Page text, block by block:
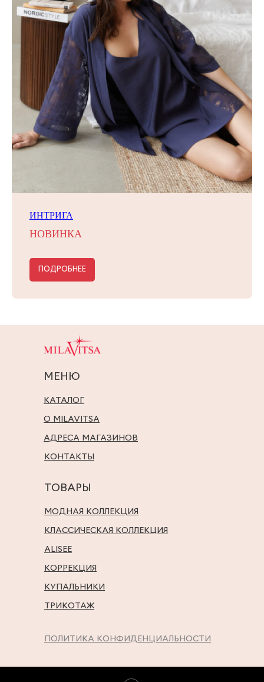
ИНТРИГА
НОВИНКА
ПОДРОБНЕЕ
КАТАЛОГ
О MILAVITSA
АДРЕСА МАГАЗИНОВ
КОНТАКТЫ
МЕНЮ
МОДНАЯ КОЛЛЕКЦИЯ
КЛАССИЧЕСКАЯ КОЛЛЕКЦИЯ
ALISEE
ТОВАРЫ
КОРРЕКЦИЯ
КУПАЛЬНИКИ
ТРИКОТАЖ
ПОЛИТИКА КОНФИДЕНЦИАЛЬНОСТИ